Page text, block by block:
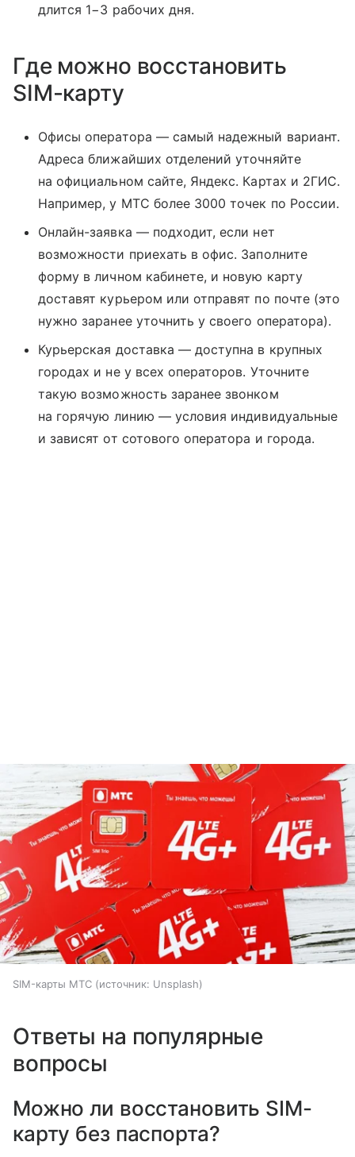
длится 1−3 рабочих дня.
Где можно восстановить
SIM-карту
Офисы оператора — самый надежный вариант.
Адреса ближайших отделений уточняйте
на официальном сайте, Яндекс. Картах и 2ГИС.
Например, у МТС более 3000 точек по России.
Онлайн-заявка — подходит, если нет
возможности приехать в офис. Заполните
форму в личном кабинете, и новую карту
доставят курьером или отправят по почте (это
нужно заранее уточнить у своего оператора).
Курьерская доставка — доступна в крупных
городах и не у всех операторов. Уточните
такую возможность заранее звонком
на горячую линию — условия индивидуальные
и зависят от сотового оператора и города.
SIM-карты МТС источник: Unsplash
Ответы на популярные
вопросы
Можно ли восстановить SIM-
карту без паспорта?